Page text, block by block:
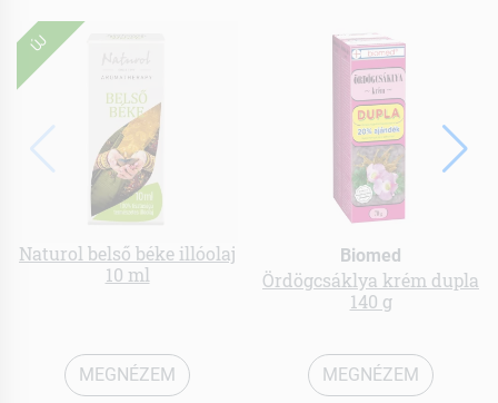
ÚJ
Naturol belső béke illóolaj
10 ml
MEGNÉZEM
Biomed
Ördögcsáklya krém dupla
140 g
MEGNÉZEM